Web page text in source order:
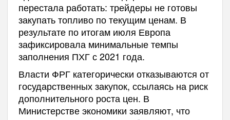
перестала работать: трейдеры не готовы
закупать топливо по текущим ценам. В
результате по итогам июля Европа
зафиксировала минимальные темпы
заполнения ПХГ с 2021 года.
Власти ФРГ категорически отказываются от
государственных закупок, ссылаясь на риск
дополнительного роста цен. В
Министерстве экономики заявляют, что